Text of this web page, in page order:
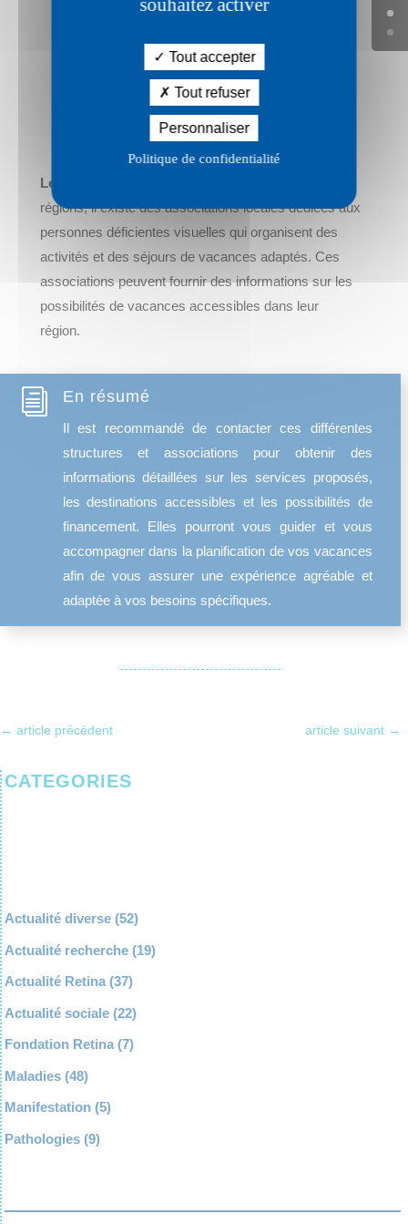
Tout accepter
Tout refuser
Personnaliser
Politique de confidentialité
Les associations locales
régions, il existe des associations locales dédiées aux
personnes déficientes visuelles qui organisent des
activités et des séjours de vacances adaptés. Ces
associations peuvent fournir des informations sur les
possibilités de vacances accessibles dans leur
région.
i En résumé
Il est recommandé de contacter ces différentes
structures et associations pour obtenir des
informations détaillées sur les services proposés,
les destinations accessibles et les possibilités de
financement. Elles pourront vous guider et vous
accompagner dans la planification de vos vacances
afin de vous assurer une expérience agréable et
adaptée à vos besoins spécifiques.
← article précédent article suivant →
CATEGORIES
Actualité diverse (52)
Actualité recherche (19)
Actualité Retina (37)
Actualité sociale (22)
Fondation Retina (7)
Maladies (48)
Manifestation (5)
Pathologies (9)